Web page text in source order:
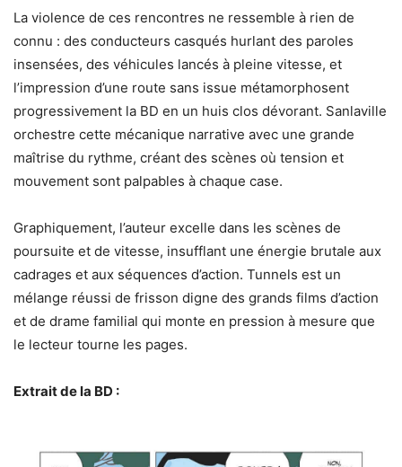
La violence de ces rencontres ne ressemble à rien de
connu : des conducteurs casqués hurlant des paroles
insensées, des véhicules lancés à pleine vitesse, et
l’impression d’une route sans issue métamorphosent
progressivement la BD en un huis clos dévorant. Sanlaville
orchestre cette mécanique narrative avec une grande
maîtrise du rythme, créant des scènes où tension et
mouvement sont palpables à chaque case.
Graphiquement, l’auteur excelle dans les scènes de
poursuite et de vitesse, insufflant une énergie brutale aux
cadrages et aux séquences d’action. Tunnels est un
mélange réussi de frisson digne des grands films d’action
et de drame familial qui monte en pression à mesure que
le lecteur tourne les pages.
Extrait de la BD :